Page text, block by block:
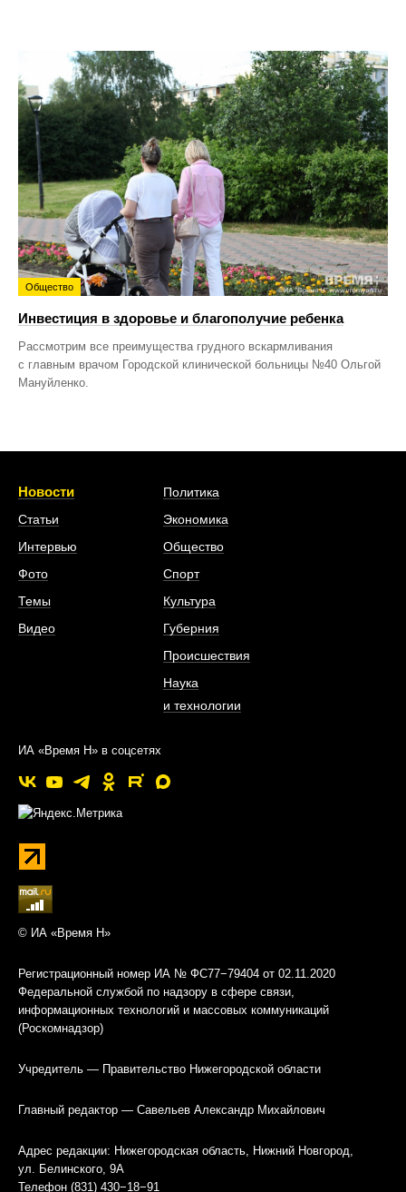
Общество
Инвестиция в здоровье и благополучие ребенка
Рассмотрим все преимущества грудного вскармливания
с главным врачом Городской клинической больницы №40 Ольгой
Мануйленко.
Новости
Статьи
Интервью
Фото
Темы
Видео
Политика
Экономика
Общество
Спорт
Культура
Губерния
Происшествия
Наука
и технологии
ИА «Время Н» в соцсетях
© ИА «Время Н»
Регистрационный номер ИА № ФС77−79404 от 02.11.2020
Федеральной службой по надзору в сфере связи,
информационных технологий и массовых коммуникаций
(Роскомнадзор)
Учредитель — Правительство Нижегородской области
Главный редактор — Савельев Александр Михайлович
Адрес редакции: Нижегородская область, Нижний Новгород,
ул. Белинского, 9А
Телефон (831) 430−18−91